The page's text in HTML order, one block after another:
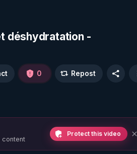
déshydratation -
0 Repost
content
Protect this video